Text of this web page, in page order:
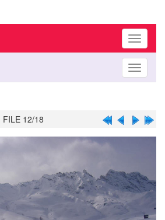
Toggle
Toggle
FILE 12/18